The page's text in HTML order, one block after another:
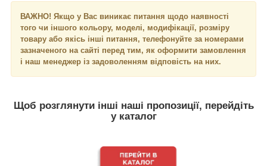
ВАЖНО! Якщо у Вас виникає питання щодо наявності
того чи іншого кольору, моделі, модифікації, розміру
товару або якісь інші питання, телефонуйте за номерами
зазначеного на сайті перед тим, як оформити замовлення
і наш менеджер із задоволенням відповість на них.
Щоб розглянути інші наші пропозиції, перейдіть
у каталог